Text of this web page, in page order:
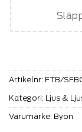
Artikelnr: FTB/
Kategori: Ljus &
Varumärke: Byon